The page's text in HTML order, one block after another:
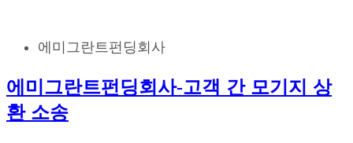
에미그란트펀딩회사
에미그란트펀딩회사-고객 간 모기지 상
환 소송